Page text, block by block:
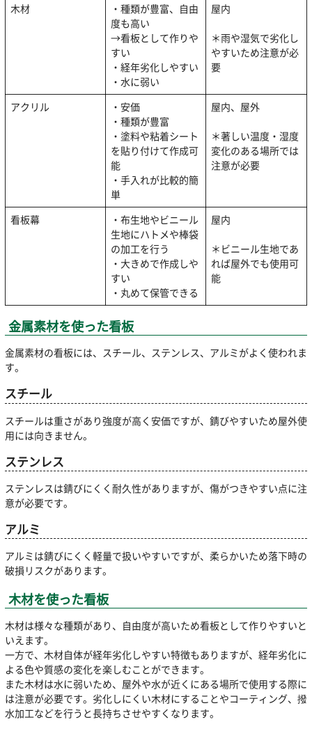
木材
・種類が豊富、自由
度も高い
→看板として作りや
すい
・経年劣化しやすい
・水に弱い
屋内
＊雨や湿気で劣化し
やすいため注意が必
要
アクリル
・安価
・種類が豊富
・塗料や粘着シート
を貼り付けて作成可
能
・手入れが比較的簡
単
屋内、屋外
＊著しい温度・湿度
変化のある場所では
注意が必要
看板幕
・布生地やビニール
生地にハトメや棒袋
の加工を行う
・大きめで作成しや
すい
・丸めて保管できる
屋内
＊ビニール生地であ
れば屋外でも使用可
能
金属素材を使った看板
金属素材の看板には、スチール、ステンレス、アルミがよく使われま
す。
スチール
スチールは重さがあり強度が高く安価ですが、錆びやすいため屋外使
用には向きません。
ステンレス
ステンレスは錆びにくく耐久性がありますが、傷がつきやすい点に注
意が必要です。
アルミ
アルミは錆びにくく軽量で扱いやすいですが、柔らかいため落下時の
破損リスクがあります。
木材を使った看板
木材は様々な種類があり、自由度が高いため看板として作りやすいと
いえます。
一方で、木材自体が経年劣化しやすい特徴もありますが、経年劣化に
よる色や質感の変化を楽しむことができます。
また木材は水に弱いため、屋外や水が近くにある場所で使用する際に
は注意が必要です。劣化しにくい木材にすることやコーティング、撥
水加工などを行うと長持ちさせやすくなります。